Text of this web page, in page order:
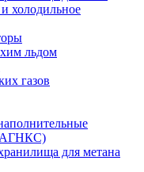
холодильное
льдом
газов
(АГНКС)
для метана